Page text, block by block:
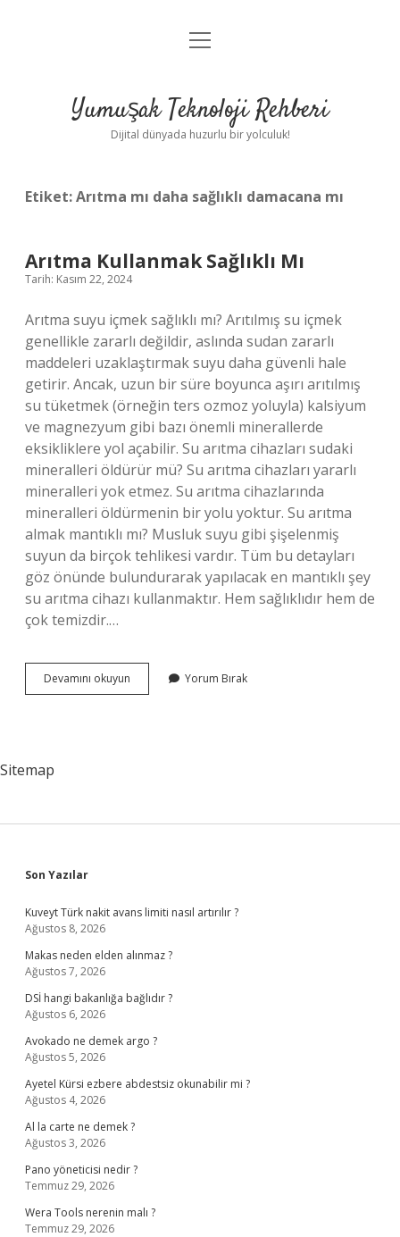
Anasayfa
Yasal Uyarı
menüyü
Yumuşak Teknoloji Rehberi
Dijital dünyada huzurlu bir yolculuk!
Etiket:Arıtma mı daha sağlıklı damacana mı
Arıtma Kullanmak Sağlıklı Mı
Tarih: Kasım 22, 2024
Arıtma suyu içmek sağlıklı mı? Arıtılmış su içmek
genellikle zararlı değildir, aslında sudan zararlı
maddeleri uzaklaştırmak suyu daha güvenli hale
getirir. Ancak, uzun bir süre boyunca aşırı arıtılmış
su tüketmek (örneğin ters ozmoz yoluyla) kalsiyum
ve magnezyum gibi bazı önemli minerallerde
eksikliklere yol açabilir. Su arıtma cihazları sudaki
mineralleri öldürür mü? Su arıtma cihazları yararlı
mineralleri yok etmez. Su arıtma cihazlarında
mineralleri öldürmenin bir yolu yoktur. Su arıtma
almak mantıklı mı? Musluk suyu gibi şişelenmiş
suyun da birçok tehlikesi vardır. Tüm bu detayları
göz önünde bulundurarak yapılacak en mantıklı şey
su arıtma cihazı kullanmaktır. Hem sağlıklıdır hem de
çok temizdir.…
Devamını okuyun
Kullanmak
Yorum Bırak
Sitemap
Sidebar
Son Yazılar
Kuveyt Türk nakit avans limiti nasıl artırılır ?
Ağustos 8, 2026
Makas neden elden alınmaz ?
Ağustos 7, 2026
DSİ hangi bakanlığa bağlıdır ?
Ağustos 6, 2026
Avokado ne demek argo ?
Ağustos 5, 2026
Ayetel Kürsi ezbere abdestsiz okunabilir mi ?
Ağustos 4, 2026
Al la carte ne demek ?
Ağustos 3, 2026
Pano yöneticisi nedir ?
Temmuz 29, 2026
Wera Tools nerenin malı ?
Temmuz 29, 2026